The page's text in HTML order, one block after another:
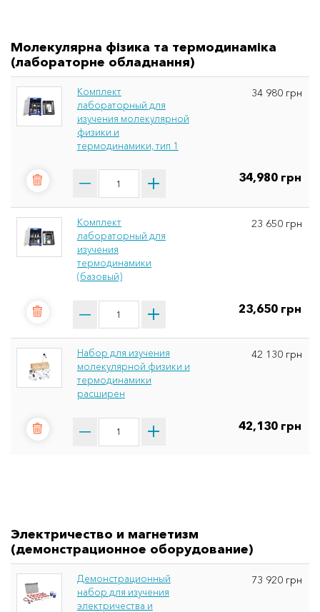
Молекулярна фізика та термодинаміка
(лабораторне обладнання)
Комплект
лабораторный для
изучения молекулярной
физики и
термодинамики, тип 1
34 980 грн
34,980 грн
Комплект
лабораторный для
изучения
термодинамики
(базовый)
23 650 грн
23,650 грн
Набор для изучения
молекулярной физики и
термодинамики
расширен
42 130 грн
42,130 грн
Электричество и магнетизм
(демонстрационное оборудование)
Демонстрационный
набор для изучения
электричества и
73 920 грн